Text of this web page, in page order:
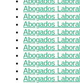
Abogados
Abogados
Abogados
Abogados
Abogados
Abogados
Abogados
Abogados
Abogados
Abogados